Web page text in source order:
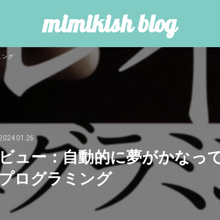
mimikish blog
ング
ュー：自動的に夢がかなっ
ログラミング